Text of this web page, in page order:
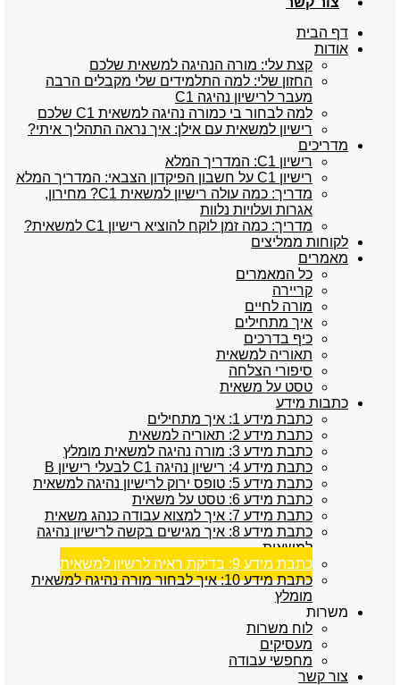
דף הבית
אודות
קצת עלי: מורה הנהיגה למשאית שלכם
החזון שלי: למה התלמידים שלי מקבלים הרבה
מעבר לרישיון נהיגה C1
למה לבחור בי כמורה נהיגה למשאית C1 שלכם
רישיון למשאית עם אילן: איך נראה התהליך איתי?
מדריכים
רישיון C1: המדריך המלא
רישיון C1 על חשבון הפיקדון הצבאי: המדריך המלא
מדריך: כמה עולה רישיון למשאית C1? מחירון,
אגרות ועלויות נלוות
מדריך: כמה זמן לוקח להוציא רישיון C1 למשאית?
לקוחות ממליצים
מאמרים
כל המאמרים
קריירה
מורה לחיים
איך מתחילים
כיף בדרכים
תאוריה למשאית
סיפורי הצלחה
טסט על משאית
כתבות מידע
כתבת מידע 1: איך מתחילים
כתבת מידע 2: תאוריה למשאית
כתבת מידע 3: מורה נהיגה למשאית מומלץ
כתבת מידע 4: רישיון נהיגה C1 לבעלי רישיון B
כתבת מידע 5: טופס ירוק לרישיון נהיגה למשאית
כתבת מידע 6: טסט על משאית
כתבת מידע 7: איך למצוא עבודה כנהג משאית
כתבת מידע 8: איך מגישים בקשה לרישיון נהיגה
למשאית
כתבת מידע 9: בדיקת ראיה לרשיון למשאית
כתבת מידע 10: איך לבחור מורה נהיגה למשאית
מומלץ
משרות
לוח משרות
מעסיקים
מחפשי עבודה
צור קשר